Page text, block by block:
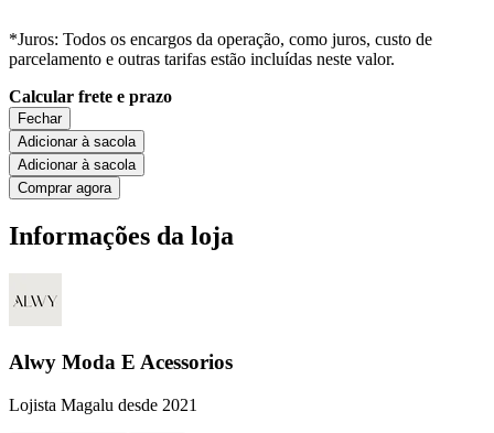
*Juros: Todos os encargos da operação, como juros, custo de
parcelamento e outras tarifas estão incluídas neste valor.
Calcular frete e prazo
Fechar
Adicionar à sacola
Adicionar à sacola
Comprar agora
Informações da loja
Alwy Moda E Acessorios
Lojista Magalu desde 2021